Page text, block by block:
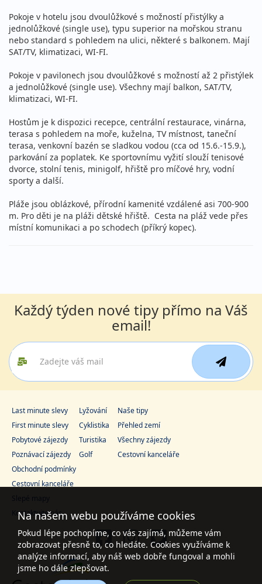
Pokoje v hotelu jsou dvoulůžkové s možností přistýlky a
jednolůžkové (single use), typu superior na mořskou stranu
nebo standard s pohledem na ulici, některé s balkonem. Mají
SAT/TV, klimatizaci, WI-FI.
Pokoje v pavilonech jsou dvoulůžkové s možností až 2 přistýlek
a jednolůžkové (single use). Všechny mají balkon, SAT/TV,
klimatizaci, WI-FI.
Hostům je k dispozici recepce, centrální restaurace, vinárna,
terasa s pohledem na moře, kuželna, TV místnost, taneční
terasa, venkovní bazén se sladkou vodou (cca od 15.6.-15.9.),
parkování za poplatek. Ke sportovnímu vyžití slouží tenisové
dvorce, stolní tenis, minigolf, hřiště pro míčové hry, vodní
sporty a další.
Pláže jsou oblázkové, přírodní kamenité vzdálené asi 700-900
m. Pro děti je na pláži dětské hřiště. Cesta na pláž vede přes
místní komunikaci a po schodech (příkrý kopec).
Každý týden nové tipy přímo na Váš
email!
Last minute slevy
First minute slevy
Pobytové zájezdy
Poznávací zájezdy
Lyžování
Cyklistika
Turistika
Golf
Naše tipy
Přehled zemí
Všechny zájezdy
Cestovní kanceláře
Obchodní podmínky
Cestovní kanceláře
Slepé mapy
Kontaktujte nás
Na našem webu používáme cookies
Pokud lépe pochopíme, co vás zajímá, můžeme vám
zobrazovat přesně to, co hledáte. Cookies využíváme k
analýze informací, aby náš web dobře fungoval a mohli
jsme ho dále zlepšovat.